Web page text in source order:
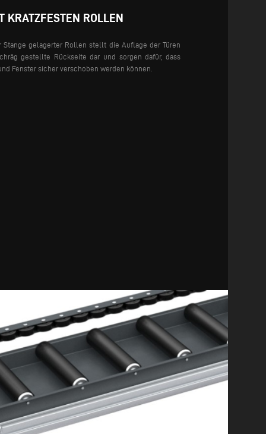
KRATZFESTEN ROLLEN
Stange gelagerter Rollen stellt die Auflage der Türen
gestellte Rückseite dar und sorgen dafür, dass
Fenster sicher verschoben werden können.